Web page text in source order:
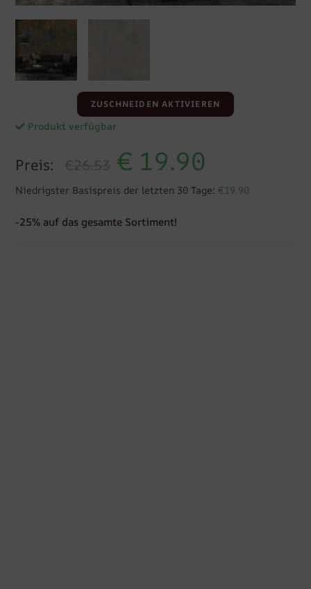
ZUSCHNEIDEN AKTIVIEREN
Produkt verfügbar
Preis: €26.53 € 19.90
Niedrigster Basispreis der letzten 30 Tage: €19.90
-25% auf das gesamte Sortiment!